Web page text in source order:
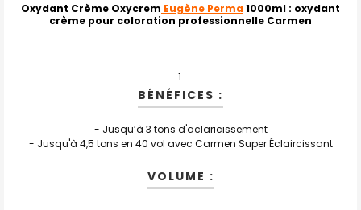
ENSEMBLE
AU PANIER
Oxydant Crème Oxycrem Eugène Perma1000ml : oxydant
crème pour coloration professionnelle Carmen
BÉNÉFICES :
- Jusqu’à 3 tons d'aclaricissement
- Jusqu'à 4,5 tons en 40 vol avec Carmen Super Éclaircissant
VOLUME :